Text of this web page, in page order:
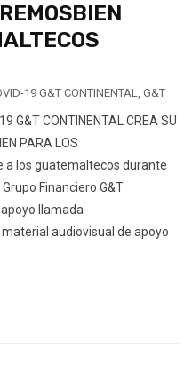
19 G&T CONTINENTAL, G&T
G&T CONTINENTAL CREA SU
PARA LOS
a los guatemaltecos durante
Financiero G&T
llamada
audiovisual de apoyo